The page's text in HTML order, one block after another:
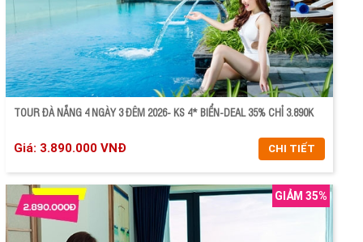
CHI TIẾT
TOUR ĐÀ NẴNG 4 NGÀY 3 ĐÊM 2026- KS 4* BIỂN-DEAL 35% CHỈ 3.890K
Giá: 3.890.000 VNĐ CHI TIẾT
GIẢM 35%